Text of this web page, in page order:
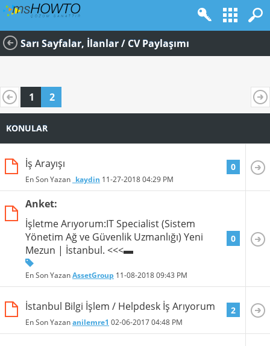
Sarı Sayfalar, İlanlar / CV Paylaşımı
1 2
KONULAR
İş Arayışı
En Son Yazan _kaydin 11-27-201804:29 PM
0
Anket:
İşletme Arıyorum:IT Specialist (Sistem
Yönetim Ağ ve Güvenlik Uzmanlığı) Yeni
Mezun | İstanbul. <<<▬
En Son YazanAssetGroup 11-08-201809:43 PM
0
İstanbul Bilgi İşlem / Helpdesk İş Arıyorum
En Son Yazananilemre1 02-06-201704:48 PM
2